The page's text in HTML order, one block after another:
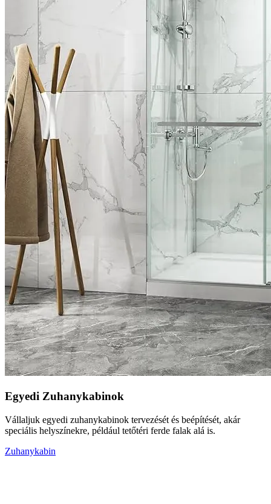
Egyedi Zuhanykabinok
Vállaljuk egyedi zuhanykabinok tervezését és beépítését, akár
speciális helyszínekre, például tetőtéri ferde falak alá is.
Zuhanykabin